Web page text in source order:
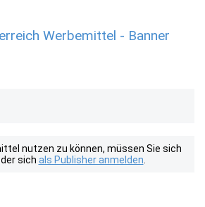
Werbemittel - Banner
nutzen zu können, müssen Sie sich
sich als Publisher anmelden